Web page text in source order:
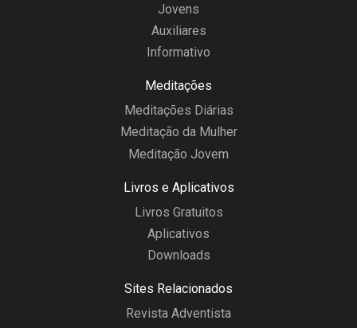
Jovens
Auxiliares
Informativo
Meditações
Meditações Diárias
Meditação da Mulher
Meditação Jovem
Livros e Aplicativos
Livros Gratuitos
Aplicativos
Downloads
Sites Relacionados
Revista Adventista